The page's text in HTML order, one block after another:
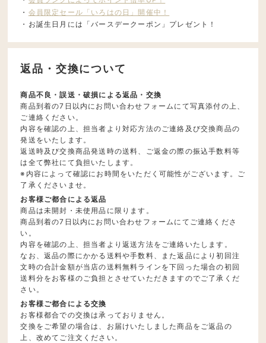
・ 会員限定セール「いろはの日」開催中！
・お誕生日月には「バースデークーポン」プレゼント！
返品・交換について
商品不良・誤送・破損による返品・交換
商品到着の7日以内にお問い合わせフォームにて写真添付の上、
ご連絡ください。
内容を確認の上、担当者より対応方法のご連絡及び交換商品の
発送をいたします。
返送時及び交換商品発送時の送料、ご返金の際の振込手数料等
は全て弊社にて負担いたします。
※内容によって確認にお時間をいただく可能性がございます。ご
了承くださいませ。
お客様ご都合による返品
商品は未開封・未使用品に限ります。
商品到着の7日以内にお問い合わせフォームにてご連絡くださ
い。
内容を確認の上、担当者より返送方法をご連絡いたします。
なお、返品の際にかかる送料や手数料、また返品により初回注
文時の合計金額が当店の送料無料ラインを下回った場合の初回
送料分をお客様のご負担とさせていただきますのでご了承くだ
さい。
お客様ご都合による交換
お客様都合での交換は承っておりません。
交換をご希望の場合は、お届けいたしました商品をご返品の
上、改めてご注文ください。